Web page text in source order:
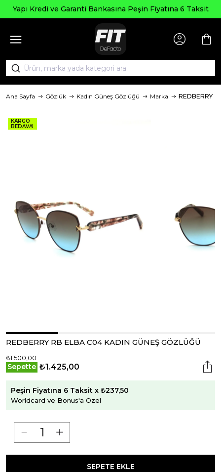
Yapı Kredi ve Garanti Bankasına Peşin Fiyatına 6 Taksit
Ana Sayfa Gözlük Kadın Güneş Gözlüğü Marka REDBERRY
KARGO
BEDAVA!
REDBERRY RB ELBA C04 KADIN GÜNEŞ GÖZLÜĞÜ
₺1.500,00
Sepette ₺1.425,00
Peşin Fiyatına 6 Taksit x ₺237,50
Worldcard ve Bonus'a Özel
SEPETE EKLE